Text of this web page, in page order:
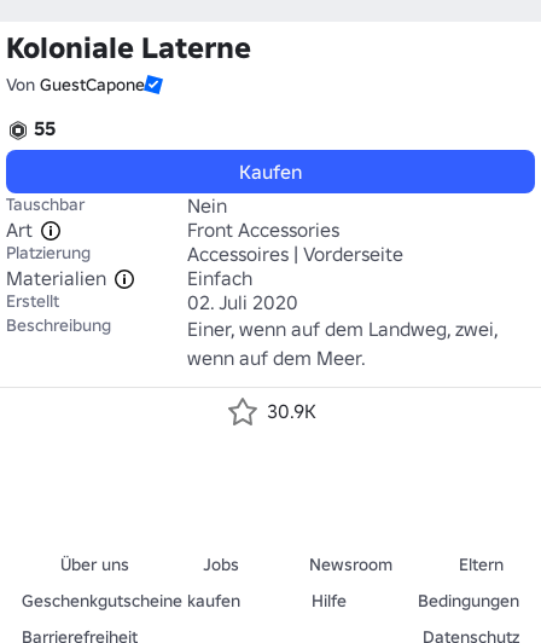
Koloniale Laterne
Von GuestCapone
55
Kaufen
Tauschbar
Nein
Art
Front Accessories
Platzierung
Accessoires | Vorderseite
Materialien
Einfach
Erstellt 02. Juli 2020
Beschreibung
Einer, wenn auf dem Landweg, zwei,
wenn auf dem Meer.
30.9K
Über uns Jobs Newsroom
Eltern
Geschenkgutscheine kaufen
Hilfe
Bedingungen
Barrierefreiheit
Datenschutz